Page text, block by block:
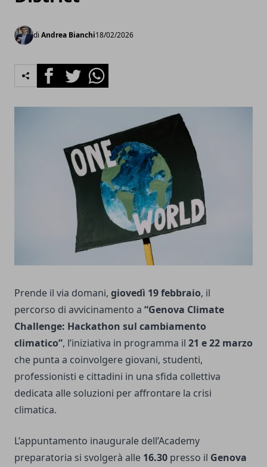
di Andrea Bianchi18/02/2026
FacebookTwitterWhatsapp
Prende il via domani, giovedì 19 febbraio, il
percorso di avvicinamento a “Genova Climate
Challenge: Hackathon sul cambiamento
climatico”, l’iniziativa in programma il 21 e 22 marzo
che punta a coinvolgere giovani, studenti,
professionisti e cittadini in una sfida collettiva
dedicata alle soluzioni per affrontare la crisi
climatica.
L’appuntamento inaugurale dell’Academy
preparatoria si svolgerà alle 16.30 presso il Genova